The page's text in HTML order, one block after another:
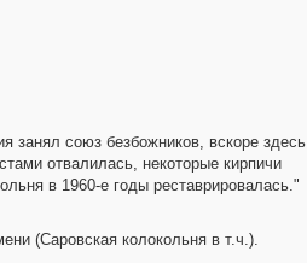
занял союз безбожников, вскоре здесь
отвалилась, некоторые кирпичи
в 1960-е годы реставрировалась."
(Саровская колокольня в т.ч.).